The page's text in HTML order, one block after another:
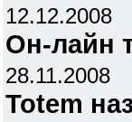
12.12.2008
Он-лайн
28.11.2008
Totem